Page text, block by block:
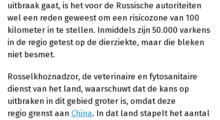
uitbraak gaat, is het voor de Russische autoriteiten
wel een reden geweest om een risicozone van 100
kilometer in te stellen. Inmiddels zijn 50.000 varkens
in de regio getest op de dierziekte, maar die bleken
niet besmet.
Rosselkhoznadzor, de veterinaire en fytosanitaire
dienst van het land, waarschuwt dat de kans op
uitbraken in dit gebied groter is, omdat deze
regio grenst aan China. In dat land stapelt het aantal